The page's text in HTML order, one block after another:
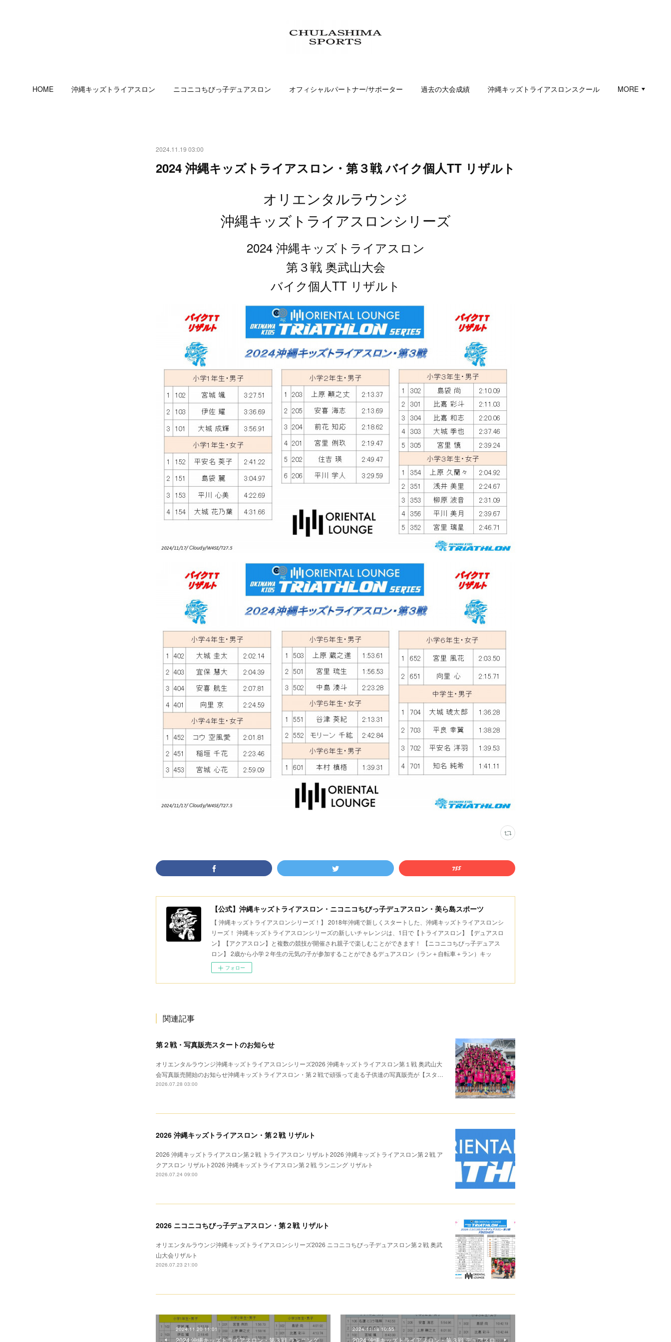
HOME 沖縄キッズトライアスロン ニコニコちびっ子デュアスロン オフィシャルパートナー/サポーター 過去の大会成績 沖縄キッズトライアスロンスクール MORE
2024.11.19 03:00
2024 沖縄キッズトライアスロン・第３戦 バイク個人TT リザルト
オリエンタルラウンジ
沖縄キッズトライアスロンシリーズ
2024 沖縄キッズトライアスロン
第３戦 奥武山大会
バイク個人TT リザルト
【公式】沖縄キッズトライアスロン・ニコニコちびっ子デュアスロン・美ら島スポーツ
【 沖縄キッズトライアスロンシリーズ！】 2018年沖縄で新しくスタートした、沖縄キッズトライアスロンシ
リーズ！ 沖縄キッズトライアスロンシリーズの新しいチャレンジは、1日で【トライアスロン】【デュアスロ
ン】【アクアスロン】と複数の競技が開催され親子で楽しむことができます！ 【ニコニコちびっ子デュアス
ロン】 2歳から小学２年生の元気の子が参加することができるデュアスロン（ラン＋自転車＋ラン）キッ
フォロー
関連記事
第２戦・写真販売スタートのお知らせ
オリエンタルラウンジ沖縄キッズトライアスロンシリーズ2026 沖縄キッズトライアスロン第１戦 奥武山大
会写真販売開始のお知らせ沖縄キッズトライアスロン・第２戦で頑張って走る子供達の写真販売が【スタ…
2026.07.28 03:00
2026 沖縄キッズトライアスロン・第２戦 リザルト
2026 沖縄キッズトライアスロン第２戦 トライアスロン リザルト2026 沖縄キッズトライアスロン第２戦 ア
クアスロン リザルト2026 沖縄キッズトライアスロン第２戦 ランニング リザルト
2026.07.24 09:00
2026 ニコニコちびっ子デュアスロン・第２戦 リザルト
オリエンタルラウンジ沖縄キッズトライアスロンシリーズ2026 ニコニコちびっ子デュアスロン第２戦 奥武
山大会リザルト
2026.07.23 21:00
2024.11.20 11:01
2024 沖縄キッズトライアスロン・第３戦 ランニング
2024.11.18 10:55
2024 沖縄キッズトライアスロン・第３戦 デュアスロ